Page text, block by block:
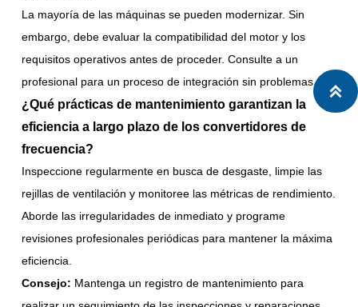
La mayoría de las máquinas se pueden modernizar. Sin
embargo, debe evaluar la compatibilidad del motor y los
requisitos operativos antes de proceder. Consulte a un
profesional para un proceso de integración sin problemas.
¿Qué prácticas de mantenimiento garantizan la
eficiencia a largo plazo de los convertidores de
frecuencia?
Inspeccione regularmente en busca de desgaste, limpie las
rejillas de ventilación y monitoree las métricas de rendimiento.
Aborde las irregularidades de inmediato y programe
revisiones profesionales periódicas para mantener la máxima
eficiencia.
Consejo: Mantenga un registro de mantenimiento para
